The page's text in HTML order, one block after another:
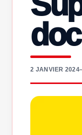
2 JANVIER 2024